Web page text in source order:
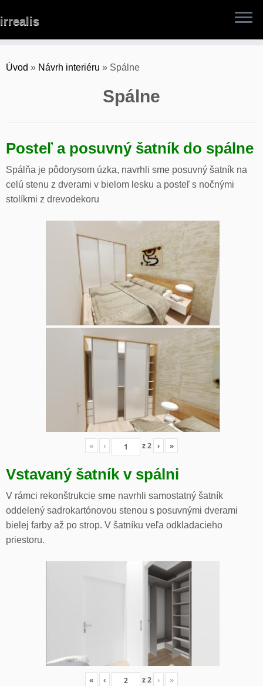
to
irrealis
Úvod » Návrh interiéru » Spálne
Spálne
Posteľ a posuvný šatník do spálne
Spálňa je pôdorysom úzka, navrhli sme posuvný šatník na
celú stenu z dverami v bielom lesku a posteľ s nočnými
stolíkmi z drevodekoru
« ‹ z2 › »
Vstavaný šatník v spálni
V rámci rekonštrukcie sme navrhli samostatný šatník
oddelený sadrokartónovou stenou s posuvnými dverami
bielej farby až po strop. V šatníku veľa odkladacieho
priestoru.
« ‹ z2 › »